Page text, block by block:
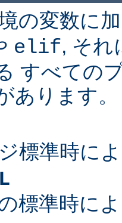
の変数に
elif, それ
すべての
あります。
標準時に
標準時に